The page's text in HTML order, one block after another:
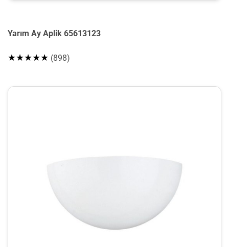
Yarım Ay Aplik 65613123
★★★★★ (898)